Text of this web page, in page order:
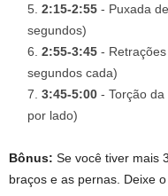
2:15-2:55 - Puxada
segundos)
2:55-3:45 -
segundos cada)
3:45-5:00 - Torção
por lado)
Bônus: Se você tiver mais
braços e as pernas. Deixe